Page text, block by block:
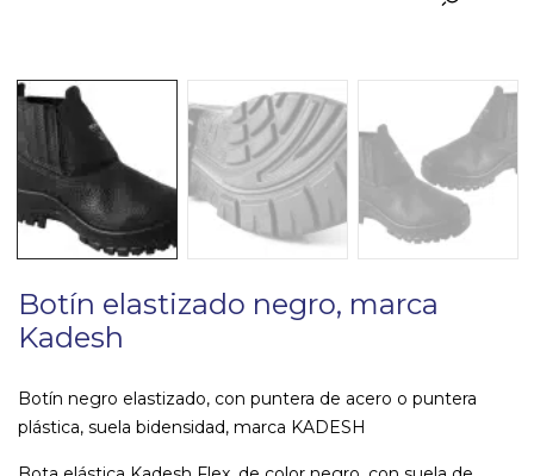
Botín elastizado negro, marca
Kadesh
Botín negro elastizado, con puntera de acero o puntera
plástica, suela bidensidad, marca KADESH